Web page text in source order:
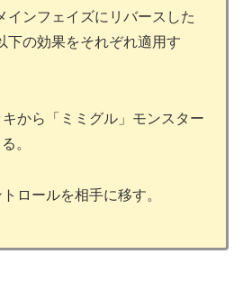
ンフェイズにリバースした
下の効果をそれぞれ適用す
から「ミミグル」モンスター
。
ロールを相手に移す。